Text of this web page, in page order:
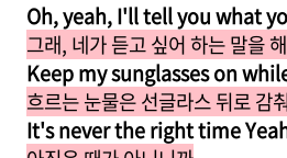
Oh, yeah, I'll tell you what
그래, 네가 듣고 싶어 하는 말을
Keep my sunglasses on
흐르는 눈물은 선글라스 뒤로 감
It's never the right time